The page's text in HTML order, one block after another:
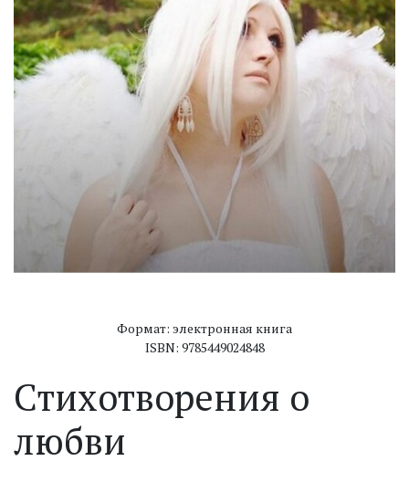
Формат: электронная книга
ISBN: 9785449024848
Стихотворения о
любви